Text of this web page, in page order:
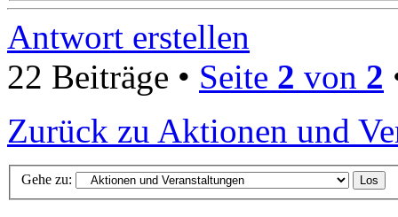
Antwort erstellen
22 Beiträge • Seite 2 von 2
Zurück zu Aktionen und
Gehe zu: